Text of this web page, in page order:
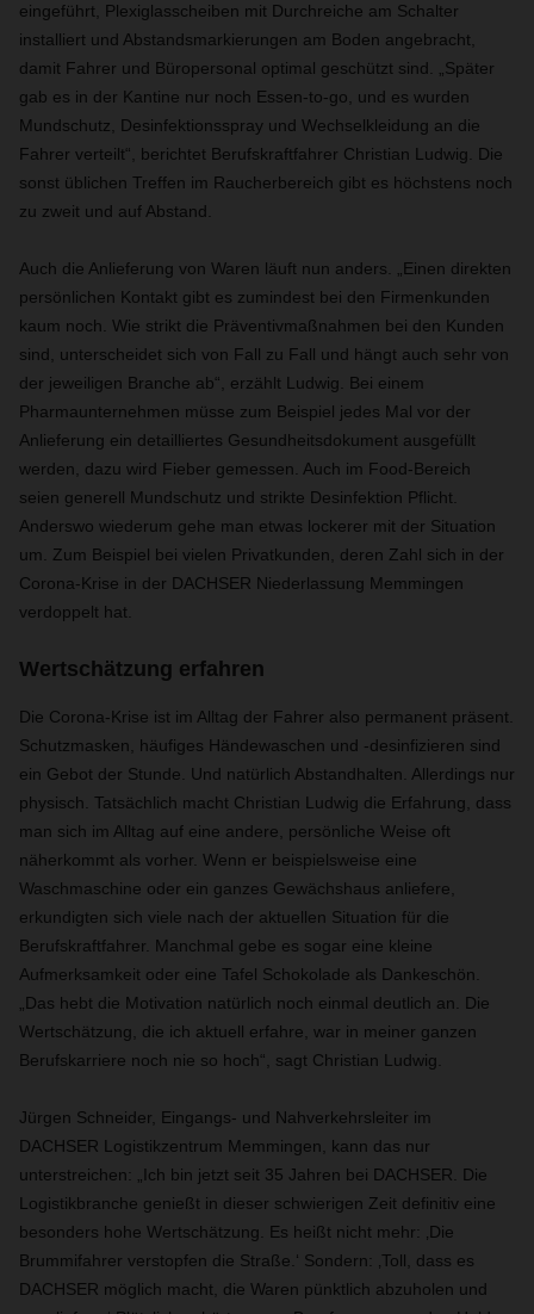
eingeführt, Plexiglasscheiben mit Durchreiche am Schalter
installiert und Abstandsmarkierungen am Boden angebracht,
damit Fahrer und Büropersonal optimal geschützt sind. „Später
gab es in der Kantine nur noch Essen-to-go, und es wurden
Mundschutz, Desinfektionsspray und Wechselkleidung an die
Fahrer verteilt“, berichtet Berufskraftfahrer Christian Ludwig. Die
sonst üblichen Treffen im Raucherbereich gibt es höchstens noch
zu zweit und auf Abstand.
Auch die Anlieferung von Waren läuft nun anders. „Einen direkten
persönlichen Kontakt gibt es zumindest bei den Firmenkunden
kaum noch. Wie strikt die Präventivmaßnahmen bei den Kunden
sind, unterscheidet sich von Fall zu Fall und hängt auch sehr von
der jeweiligen Branche ab“, erzählt Ludwig. Bei einem
Pharmaunternehmen müsse zum Beispiel jedes Mal vor der
Anlieferung ein detailliertes Gesundheitsdokument ausgefüllt
werden, dazu wird Fieber gemessen. Auch im Food-Bereich
seien generell Mundschutz und strikte Desinfektion Pflicht.
Anderswo wiederum gehe man etwas lockerer mit der Situation
um. Zum Beispiel bei vielen Privatkunden, deren Zahl sich in der
Corona-Krise in der DACHSER Niederlassung Memmingen
verdoppelt hat.
Wertschätzung erfahren
Die Corona-Krise ist im Alltag der Fahrer also permanent präsent.
Schutzmasken, häufiges Händewaschen und -desinfizieren sind
ein Gebot der Stunde. Und natürlich Abstandhalten. Allerdings nur
physisch. Tatsächlich macht Christian Ludwig die Erfahrung, dass
man sich im Alltag auf eine andere, persönliche Weise oft
näherkommt als vorher. Wenn er beispielsweise eine
Waschmaschine oder ein ganzes Gewächshaus anliefere,
erkundigten sich viele nach der aktuellen Situation für die
Berufskraftfahrer. Manchmal gebe es sogar eine kleine
Aufmerksamkeit oder eine Tafel Schokolade als Dankeschön.
„Das hebt die Motivation natürlich noch einmal deutlich an. Die
Wertschätzung, die ich aktuell erfahre, war in meiner ganzen
Berufskarriere noch nie so hoch“, sagt Christian Ludwig.
Jürgen Schneider, Eingangs- und Nahverkehrsleiter im
DACHSER Logistikzentrum Memmingen, kann das nur
unterstreichen: „Ich bin jetzt seit 35 Jahren bei DACHSER. Die
Logistikbranche genießt in dieser schwierigen Zeit definitiv eine
besonders hohe Wertschätzung. Es heißt nicht mehr: ‚Die
Brummifahrer verstopfen die Straße.‘ Sondern: ‚Toll, dass es
DACHSER möglich macht, die Waren pünktlich abzuholen und